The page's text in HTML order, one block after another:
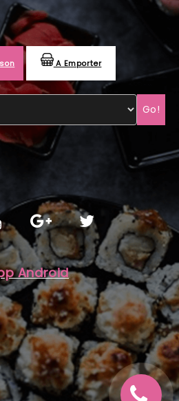
A Emporter
Go!
Android